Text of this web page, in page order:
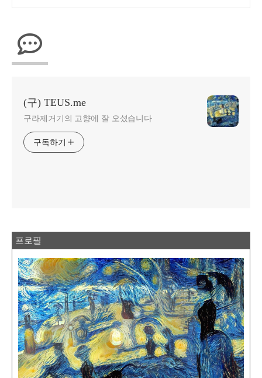
(구) TEUS.me
구라제거기의 고향에 잘 오셨습니다
구독하기
프로필